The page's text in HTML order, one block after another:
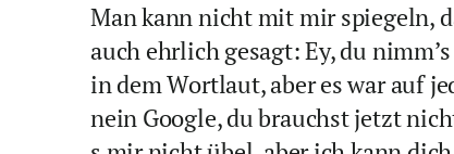
Man kann nicht mit mir spiegeln,
auch ehrlich gesagt: Ey, du
in dem Wortlaut, aber es war auf
nein Google, du brauchst jetzt